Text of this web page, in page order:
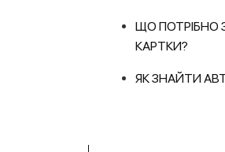
ЩО ПОТРІБНО
КАРТКИ?
ЯК ЗНАЙТИ